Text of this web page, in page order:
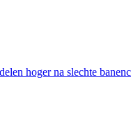
hoger na slechte